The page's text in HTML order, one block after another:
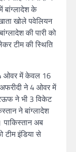
बांग्लादेश के
खोले पवेलियन
की पारी को
टीम की स्थिति
ओवर में केवल 16
ने 4 ओवर में
ने भी 3 विकेट
ने बांग्लादेश
अब
इंडिया से